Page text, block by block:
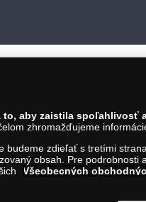
009
aby zaistila
zhromažďujeme
zdieľať s tretími
obsah. Pre
Všeobecných